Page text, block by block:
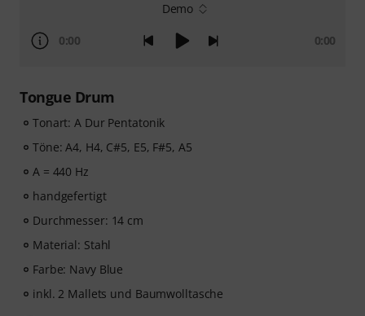
Demo
0:00 0:00
Tongue Drum
Tonart: A Dur Pentatonik
Töne: A4, H4, C#5, E5, F#5, A5
A = 440 Hz
handgefertigt
Durchmesser: 14 cm
Material: Stahl
Farbe: Navy Blue
inkl. 2 Mallets und Baumwolltasche